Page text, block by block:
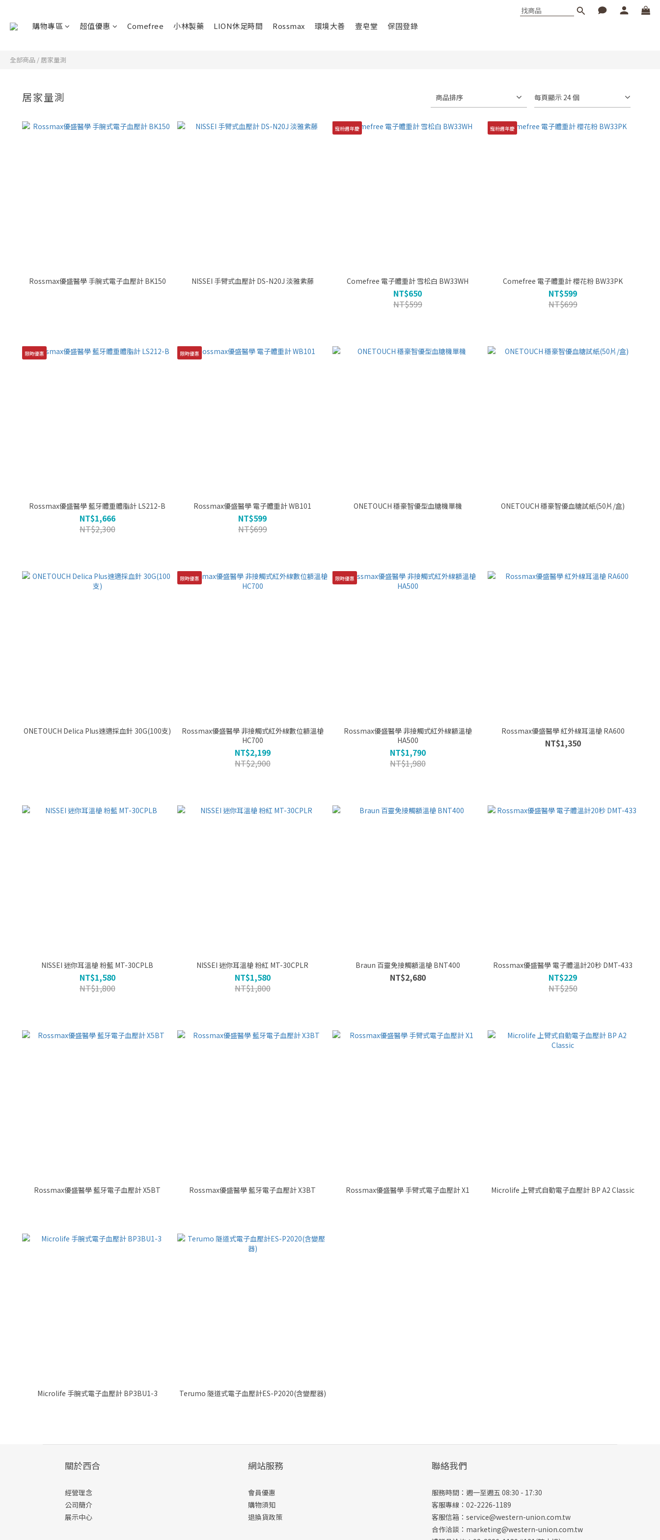
購物專區 超值優惠 Comefree 小林製藥 LION休足時間 Rossmax 環境大善 壹皂堂 保固登錄
全部商品 / 居家量測
居家量測 商品排序 每頁顯示 24 個
Rossmax優盛醫學 手腕式電子血壓計 BK150 NISSEI 手臂式血壓計 DS-N20J 淡雅紫藤
寵粉週年慶
Comefree 電子體重計 雪松白 BW33WH
NT$650
NT$599
寵粉週年慶
Comefree 電子體重計 櫻花粉 BW33PK
NT$599
NT$699
限時優惠
Rossmax優盛醫學 藍牙體重體脂計 LS212-B
NT$1,666
NT$2,300
限時優惠
Rossmax優盛醫學 電子體重計 WB101
NT$599
NT$699
ONETOUCH 穩豪智優型血糖機單機 ONETOUCH 穩豪智優血糖試紙(50片/盒)
ONETOUCH Delica Plus速適採血針 30G(100支)
限時優惠
Rossmax優盛醫學 非接觸式紅外線數位額溫槍
HC700
NT$2,199
NT$2,900
限時優惠
Rossmax優盛醫學 非接觸式紅外線額溫槍
HA500
NT$1,790
NT$1,980
Rossmax優盛醫學 紅外線耳溫槍 RA600
NT$1,350
NISSEI 迷你耳溫槍 粉藍 MT-30CPLB
NT$1,580
NT$1,800
NISSEI 迷你耳溫槍 粉紅 MT-30CPLR
NT$1,580
NT$1,800
Braun 百靈免接觸額溫槍 BNT400
NT$2,680
Rossmax優盛醫學 電子體溫計20秒 DMT-433
NT$229
NT$250
Rossmax優盛醫學 藍牙電子血壓計 X5BT Rossmax優盛醫學 藍牙電子血壓計 X3BT Rossmax優盛醫學 手臂式電子血壓計 X1 Microlife 上臂式自動電子血壓計 BP A2 Classic
Microlife 手腕式電子血壓計 BP3BU1-3 Terumo 隧道式電子血壓計ES-P2020(含變壓器)
關於西合
經營理念
公司簡介
展示中心
網站服務
會員優惠
購物須知
退換貨政策
聯絡我們
服務時間：週一至週五 08:30 - 17:30
客服專線：02-2226-1189
客服信箱： service@western-union.com.tw
合作洽談： marketing@western-union.com.tw